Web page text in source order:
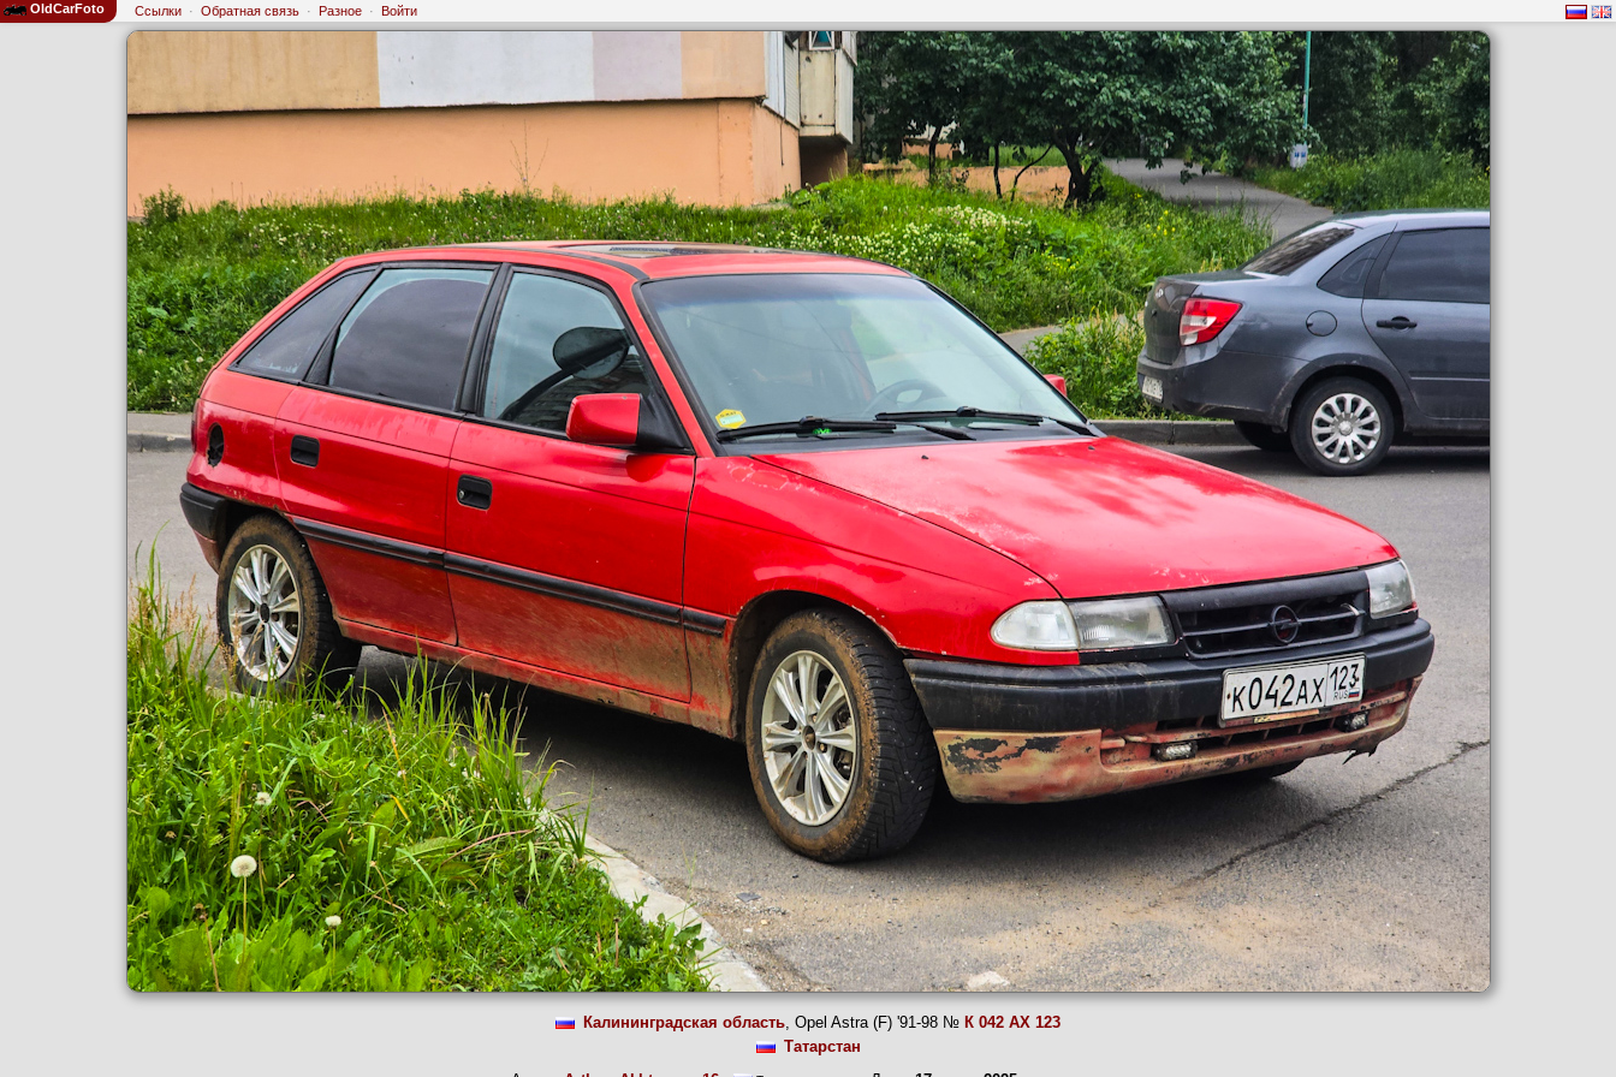
OldCarFoto Ссылки · Обратная связь · Разное · Войти
Калининградская область, Opel Astra (F) '91-98 № К 042 АХ 123
Татарстан